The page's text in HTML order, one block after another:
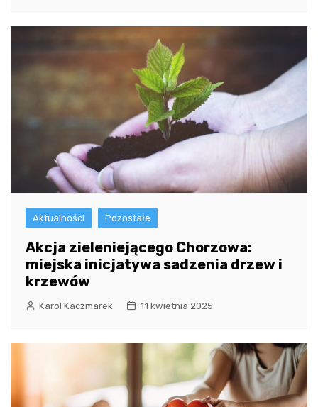
Aktualności Pozostałe
Akcja zieleniejącego Chorzowa:
miejska inicjatywa sadzenia drzew i
krzewów
Karol Kaczmarek 11 kwietnia 2025